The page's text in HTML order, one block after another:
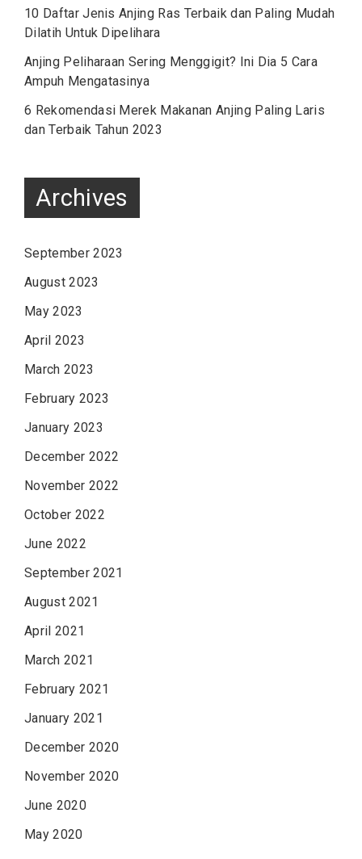
10 Daftar Jenis Anjing Ras Terbaik dan Paling Mudah
Dilatih Untuk Dipelihara
Anjing Peliharaan Sering Menggigit? Ini Dia 5 Cara
Ampuh Mengatasinya
6 Rekomendasi Merek Makanan Anjing Paling Laris
dan Terbaik Tahun 2023
Archives
September 2023
August 2023
May 2023
April 2023
March 2023
February 2023
January 2023
December 2022
November 2022
October 2022
June 2022
September 2021
August 2021
April 2021
March 2021
February 2021
January 2021
December 2020
November 2020
June 2020
May 2020